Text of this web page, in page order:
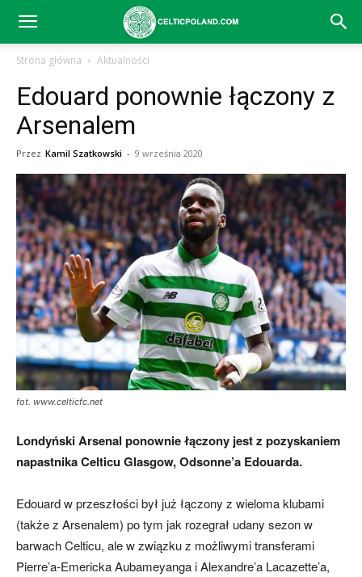
Celtic
Glasgow
aktualności
(transfery,
mecze,
Strona główna Aktualności
Edouard ponownie łączony z
Arsenalem
Przez Kamil Szatkowski - 9 września 2020
fot. www.celticfc.net
Londyński Arsenal ponownie łączony jest z pozyskaniem
napastnika Celticu Glasgow,Odsonne’a Edouarda.
Edouard w przeszłości był już łączony z wieloma klubami
(także z Arsenalem) po tym jak rozegrał udany sezon w
barwach Celticu, ale w związku z możliwymi transferami
Pierre’a-Emericka Aubameyanga i Alexandre’a Lacazette’a,